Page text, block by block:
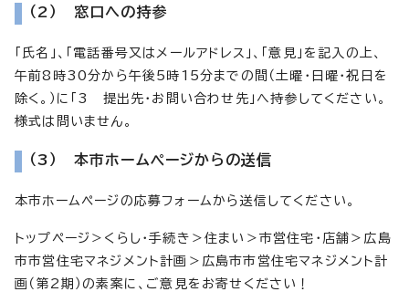
（2） 窓口への持参
「氏名」、「電話番号又はメールアドレス」、「意見」を記入の上、
午前8時30分から午後5時15分までの間（土曜・日曜・祝日を
除く。）に「3 提出先・お問い合わせ先」へ持参してください。
様式は問いません。
（3） 本市ホームページからの送信
本市ホームページの応募フォームから送信してください。
トップページ＞くらし・手続き＞住まい＞市営住宅・店舗＞広島
市市営住宅マネジメント計画＞広島市市営住宅マネジメント計
画（第2期）の素案に、ご意見をお寄せください！